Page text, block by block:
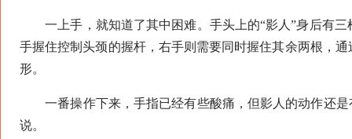
一上手，就知道了其中困难。手头上的“影人”身后有三
手握住控制头颈的握杆，右手则需要同时握住其余两根，
形。
一番操作下来，手指已经有些酸痛，但影人的动作还是
说。